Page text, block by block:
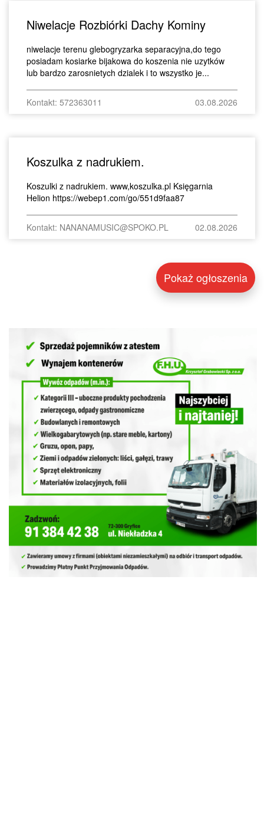
Niwelacje Rozbiórki Dachy Kominy
niwelacje terenu glebogryzarka separacyjna,do tego
posiadam kosiarke bijakowa do koszenia nie uzytków
lub bardzo zarosnietych dzialek i to wszystko je...
Kontakt: 572363011 03.08.2026
Koszulka z nadrukiem.
Koszulki z nadrukiem. www,koszulka.pl Księgarnia
Helion https://webep1.com/go/551d9faa87
Kontakt: NANANAMUSIC@SPOKO.PL 02.08.2026
Pokaż ogłoszenia